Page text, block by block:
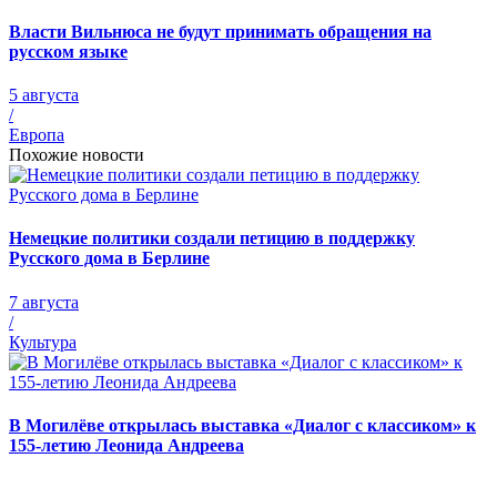
Власти Вильнюса не будут принимать обращения на
русском языке
5 августа
/
Европа
Похожие новости
Немецкие политики создали петицию в поддержку
Русского дома в Берлине
7 августа
/
Культура
В Могилёве открылась выставка «Диалог с классиком» к
155-летию Леонида Андреева